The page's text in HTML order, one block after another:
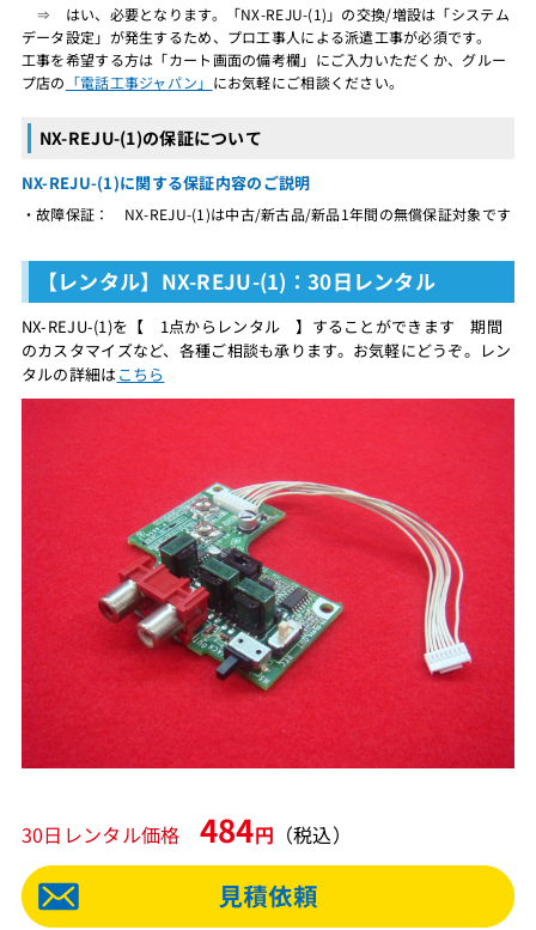
⇒ はい、必要となります。「NX-REJU-(1)」の交換/増設は「システム
データ設定」が発生するため、プロ工事人による派遣工事が必須です。
工事を希望する方は「カート画面の備考欄」にご入力いただくか、グルー
プ店の 「電話工事ジャパン」 にお気軽にご相談ください。
NX-REJU-(1)の保証について
NX-REJU-(1)に関する保証内容のご説明
・故障保証： NX-REJU-(1)は中古/新古品/新品1年間の無償保証対象です
【レンタル】NX-REJU-(1)：30日レンタル
NX-REJU-(1)を【 1点からレンタル 】することができます 期間
のカスタマイズなど、各種ご相談も承ります。お気軽にどうぞ。レン
タルの詳細はこちら
30日レンタル価格 484円 （税込）